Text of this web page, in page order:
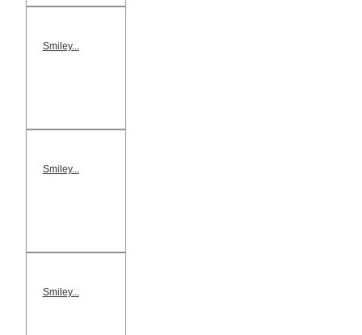
Smiley...
Smiley...
Smiley...